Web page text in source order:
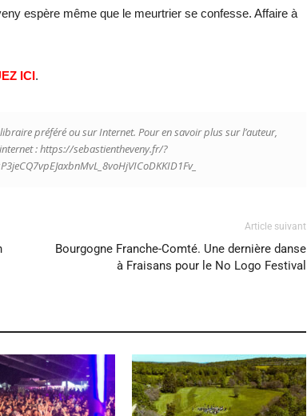
espère même que le meurtrier se confesse. Affaire à
ICI.
préféré ou sur Internet. Pour en savoir plus sur l’auteur,
: https://sebastientheveny.fr/?
Article suivant
Bourgogne Franche-Comté. Une dernière danse
à Fraisans pour le No Logo Festival